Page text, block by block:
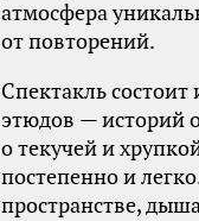
атмосфера
от повторений.
Спектакль
этюдов — историй
о текучей и
постепенно и
пространстве,